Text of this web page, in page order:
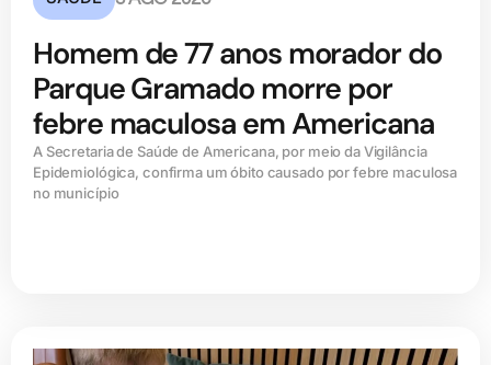
Homem de 77 anos morador do
Parque Gramado morre por
febre maculosa em Americana
A Secretaria de Saúde de Americana, por meio da Vigilância
Epidemiológica, confirma um óbito causado por febre maculosa
no município